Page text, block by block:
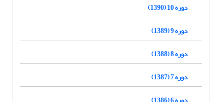
دوره 10 (1390)
دوره 9 (1389)
دوره 8 (1388)
دوره 7 (1387)